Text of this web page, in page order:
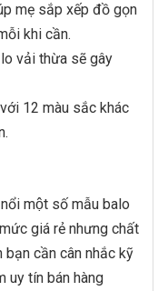
mẹ sắp xếp đồ gọn
khi cần.
vải thừa sẽ gây
12 màu sắc khác
một số mẫu balo
giá rẻ nhưng chất
cần cân nhắc kỹ
uy tín bán hàng